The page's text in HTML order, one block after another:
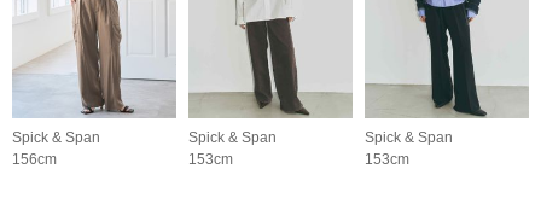
Spick & Span
156cm
Spick & Span
153cm
Spick & Span
153cm